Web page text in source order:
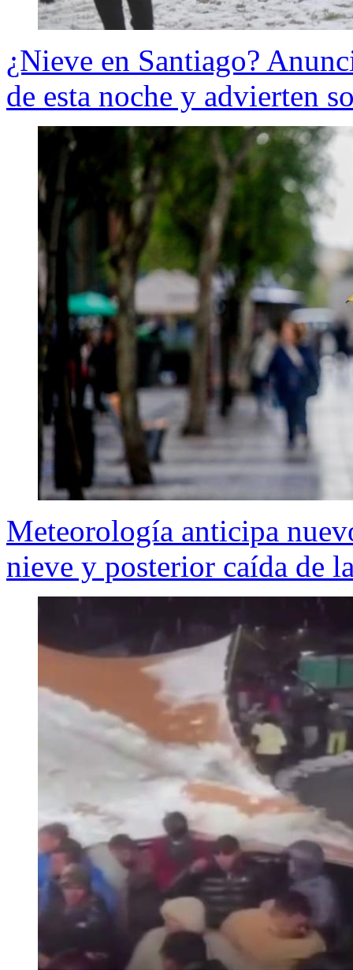
¿Nieve en Santiago?
de esta noche y advierten
Meteorología anticipa
nieve y posterior caída de